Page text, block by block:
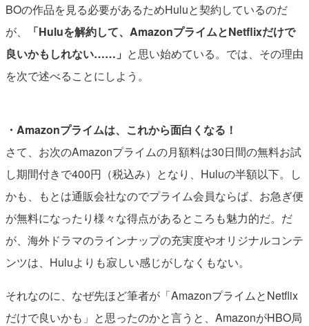
BOの作品を見る必要があるためHuluと契約しているのだ
が、
「Huluを解約して、AmazonプライムとNetflixだけで
良いかもしれない……」 と思い始めている。では、その理由
を次で述べることにしよう。
・Amazonプライムは、これから面白くなる！
さて、お次のAmazonプライムの月額料は30日間の無料お試
し期間付きで400円（税込み）となり、Huluの半額以下。し
かも、もとは通販会社なのでプライム会員ならば、お急ぎ便
が無料になったり様々な得点があるところも魅力的だ。だ
が、海外ドラマのラインナップの充実度やオリジナルコンテ
ンツは、Huluよりも寂しい感じがしなくもない。
それなのに、なぜ先ほど筆者が「AmazonプライムとNetflix
だけで良いかも」と思ったのかと言うと、AmazonがHBO局